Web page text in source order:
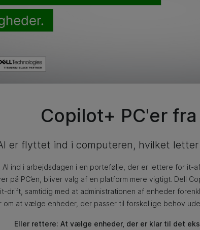
Copilot+ PC'er
er flyttet ind i computeren, hvilket
AI ind i arbejdsdagen i en portefølje, der er lettere for it-
på PC’en, bliver valg af en platform mere vigtigt. Dell
drift, samtidig med at administrationen af enheder
om at vælge enheder, der passer til forskellige behov
Eller rettere: At vælge enheder, der er klar til det